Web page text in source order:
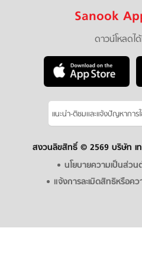
Sanook
ดาวน์โหลดไ
แนะนำ-ติชมเเละแจ้งปัญหาการ
สงวนลิขสิทธิ์ © 2569 บริษัท เ
นโยบายความเป็นส่ว
แจ้งการละเมิดสิทธิหรือคว